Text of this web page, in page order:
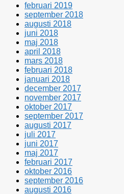
februari 2019
september 2018
augusti 2018
juni 2018
maj 2018
april 2018
mars 2018
februari 2018
januari 2018
december 2017
november 2017
oktober 2017
september 2017
augusti 2017
juli 2017
juni 2017
maj 2017
februari 2017
oktober 2016
september 2016
augusti 2016